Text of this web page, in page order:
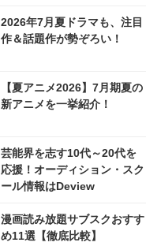
2026年7月夏ドラマも、注目
作＆話題作が勢ぞろい！
【夏アニメ2026】7月期夏の
新アニメを一挙紹介！
芸能界を志す10代～20代を
応援！オーディション・スク
ール情報はDeview
漫画読み放題サブスクおすす
め11選【徹底比較】